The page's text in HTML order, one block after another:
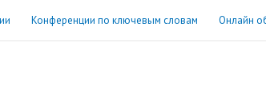
Конференции по ключевым словам Онлайн